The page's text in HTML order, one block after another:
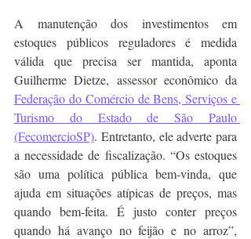
A manutenção dos investimentos em
estoques públicos reguladores é medida
válida que precisa ser mantida, aponta
Federação do Comércio de Bens, Serviços e
Turismo do Estado de São Paulo
(FecomercioSP). Entretanto, ele adverte para
a necessidade de fiscalização. “Os estoques
são uma política pública bem-vinda, que
ajuda em situações atípicas de preços, mas
quando bem-feita. É justo conter preços
quando há avanço no feijão e no arroz”,